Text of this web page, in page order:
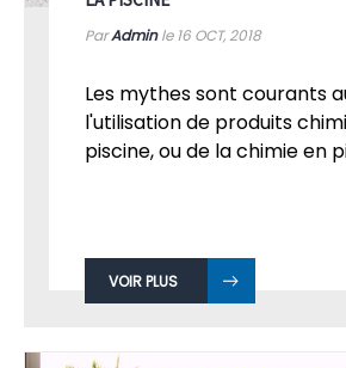
ParAdminle 16 OCT, 2018
Les mythes sont courants
l'utilisation de produits
piscine, ou de la chimie en
VOIR PLUS